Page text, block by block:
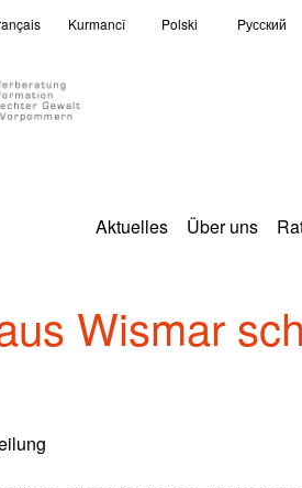
Kurmancî Polski Pусский
Aktuelles Über uns
Wismar